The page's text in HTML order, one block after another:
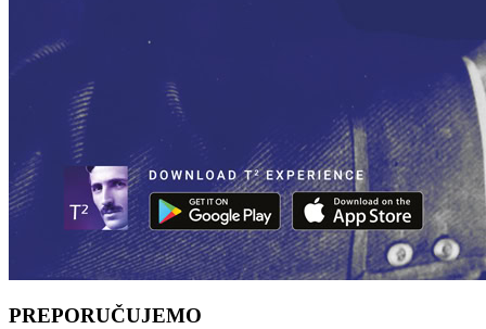
PREPORUČUJEMO